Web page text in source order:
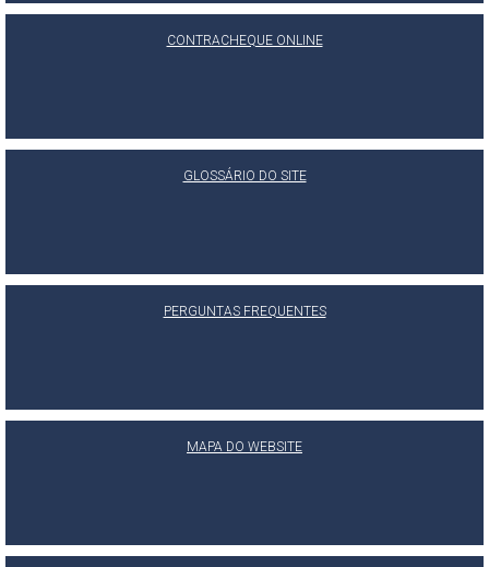
CONTRACHEQUE ONLINE
GLOSSÁRIO DO SITE
PERGUNTAS FREQUENTES
MAPA DO WEBSITE